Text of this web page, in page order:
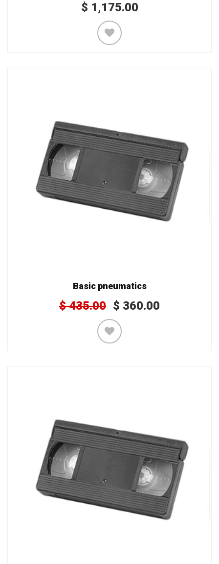
$ 1,175.00
Basic pneumatics
$435.00 $ 360.00